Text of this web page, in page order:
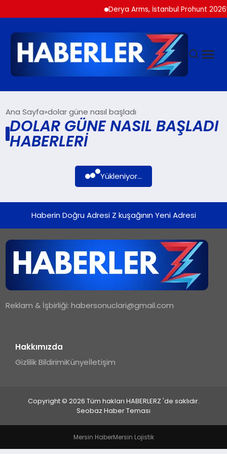
Derya Arms, İstanbul Prohunt
SIYASET
SPOR
TEKNOLOJI
Ana Sayfa dolar güne nasıl başladı
DOLAR GÜNE NASIL BAŞLADI
HABERLERI
Yükleniyor...
Haberin Doğru Adresi Z kuşağının Yeni Adresi
Reklam & İşbirliği:habersonuclari@gmail.com
Hakkımızda
Gizlilik BildirimiKünyeİletişim
Copyright © 2026 Tüm hakları HABERLERZ 'de saklıdır.
Seobaz Haber Teması
Mersin HaberMersin Lojistik